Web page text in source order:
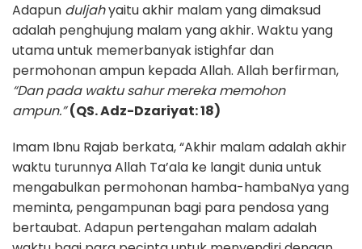
Adapun duljahyaitu akhir malam yang dimaksud
adalah penghujung malam yang akhir. Waktu yang
utama untuk memerbanyak istighfar dan
permohonan ampun kepada Allah. Allah berfirman,
“Dan pada waktu sahur mereka memohon
ampun.” (QS. Adz-Dzariyat: 18)
Imam Ibnu Rajab berkata, “Akhir malam adalah akhir
waktu turunnya Allah Ta’ala ke langit dunia untuk
mengabulkan permohonan hamba-hambaNya yang
meminta, pengampunan bagi para pendosa yang
bertaubat. Adapun pertengahan malam adalah